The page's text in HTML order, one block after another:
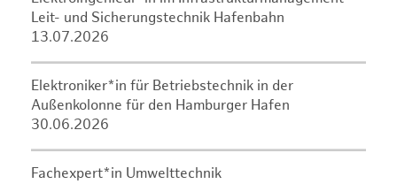
Leit- und Sicherungstechnik Hafenbahn
13.07.2026
Elektroniker*in für Betriebstechnik in der
Außenkolonne für den Hamburger Hafen
30.06.2026
Fachexpert*in Umwelttechnik